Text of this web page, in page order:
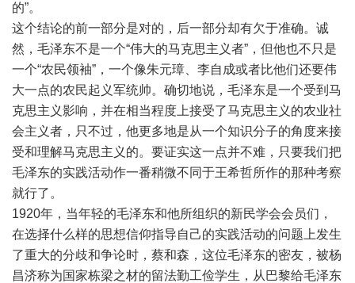
的”。
这个结论的前一部分是对的，后一部分却有欠于准确。诚
然，毛泽东不是一个“伟大的马克思主义者”，但他也不只是
一个“农民领袖”，一个像朱元璋、李自成或者比他们还要伟
大一点的农民起义军统帅。确切地说，毛泽东是一个受到马
克思主义影响，并在相当程度上接受了马克思主义的农业社
会主义者，只不过，他更多地是从一个知识分子的角度来接
受和理解马克思主义的。要证实这一点并不难，只要我们把
毛泽东的实践活动作一番稍微不同于王希哲所作的那种考察
就行了。
1920年，当年轻的毛泽东和他所组织的新民学会会员们，
在选择什么样的思想信仰指导自己的实践活动的问题上发生
了重大的分歧和争论时，蔡和森，这位毛泽东的密友，被杨
昌济称为国家栋梁之材的留法勤工俭学生，从巴黎给毛泽东